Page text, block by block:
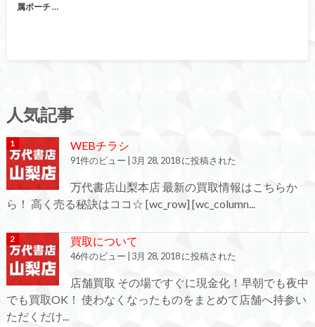
属ポーチ …
人気記事
WEBチラシ
91件のビュー 3月 28, 2018 に投稿された
万代書店山梨本店 最新の買取情報はこちらか
ら！ 高く売る秘訣はココ☆ [wc_row] [wc_column...
買取について
46件のビュー 3月 28, 2018 に投稿された
店舗買取 その場ですぐに現金化！早朝でも夜中
でも買取OK！ 使わなくなったものをまとめて店舗へ持参い
ただくだけ...